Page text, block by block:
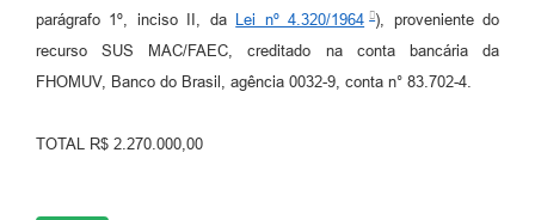
parágrafo 1º, inciso II, da Lei nº 4.320/1964
), proveniente do
recurso SUS MAC/FAEC, creditado na conta bancária da
FHOMUV, Banco do Brasil, agência 0032-9, conta n° 83.702-4.
TOTAL R$ 2.270.000,00